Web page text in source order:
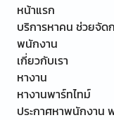
หน้าแรก
บริการหาคน ช่วยจัด
พนักงาน
เกี่ยวกับเรา
หางาน
หางานพาร์ทไทม์
ประกาศหาพนักงาน